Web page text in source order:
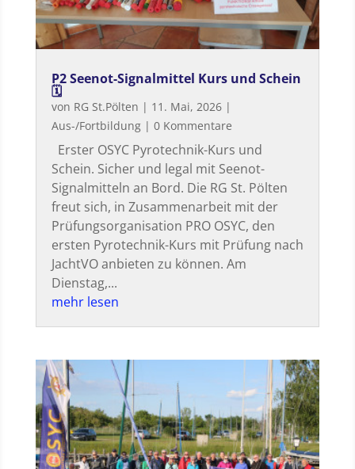
P2 Seenot-Signalmittel Kurs und Schein
🗓
von RG St.Pölten | 11. Mai, 2026|
Aus-/Fortbildung| 0 Kommentare
Erster OSYC Pyrotechnik-Kurs und
Schein. Sicher und legal mit Seenot-
Signalmitteln an Bord. Die RG St. Pölten
freut sich, in Zusammenarbeit mit der
Prüfungsorganisation PRO OSYC, den
ersten Pyrotechnik-Kurs mit Prüfung nach
JachtVO anbieten zu können. Am
Dienstag,...
mehr lesen